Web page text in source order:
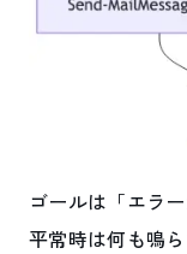
ゴールは「エラ
平常時は何も鳴